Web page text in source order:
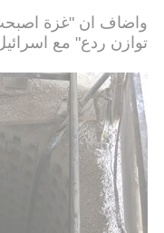
واضاف ان "غزة
توازن ردع" مع